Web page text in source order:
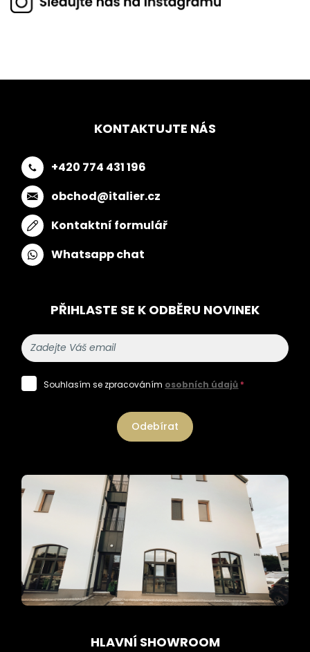
KONTAKTUJTE NÁS
+420 774 431 196
obchod@italier.cz
Kontaktní formulář
Whatsapp chat
PŘIHLASTE SE K ODBĚRU NOVINEK
Souhlasím se zpracováním osobních údajů *
Odebírat
HLAVNÍ SHOWROOM